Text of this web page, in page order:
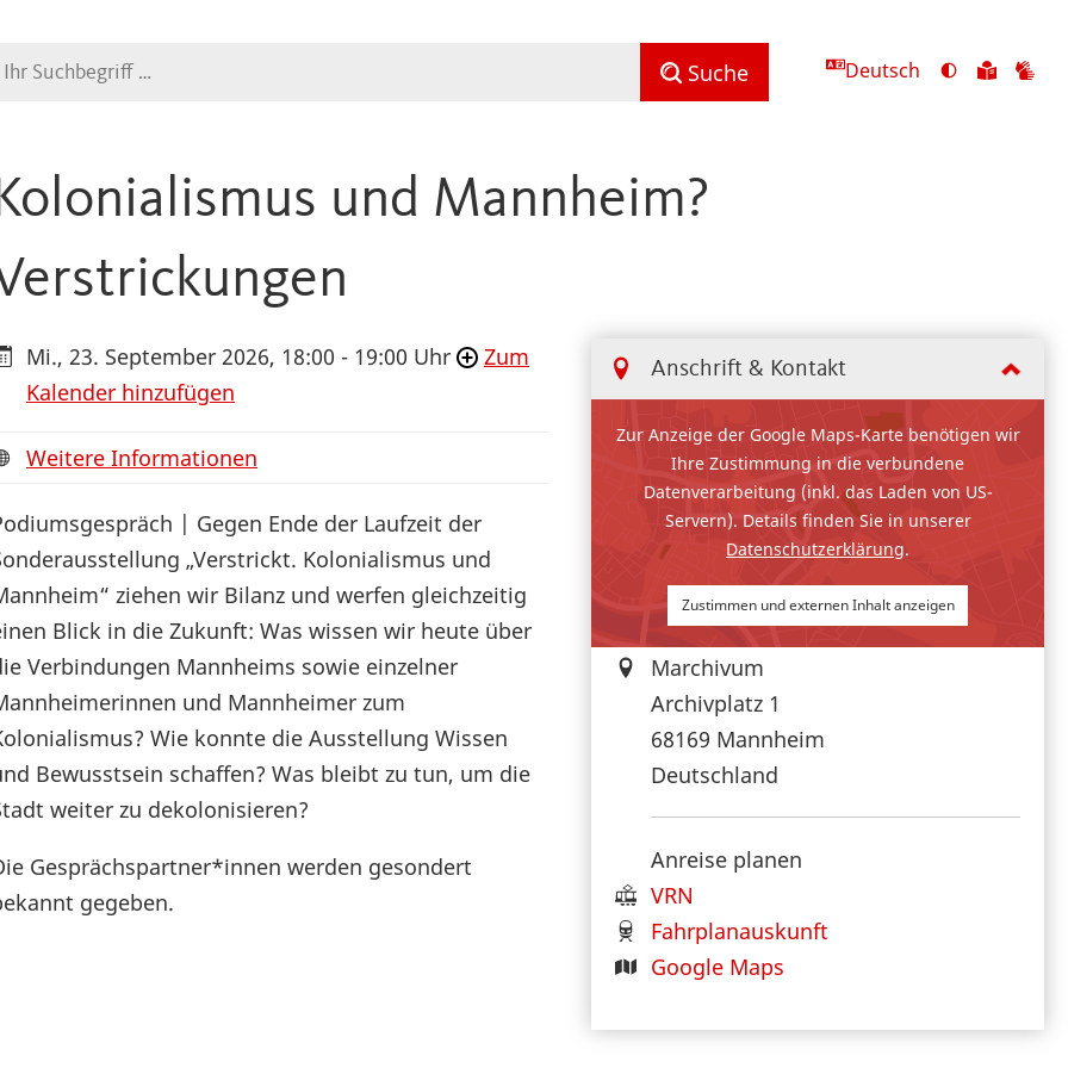
Suche Deutsch
Ansicht
Zu
und Mannheim?
Anschrift & Kontakt
Zur Anzeige der Google Maps-Karte benötigen wir
Ihre Zustimmung in die verbundene
Datenverarbeitung (inkl. das Laden von US-
Servern). Details finden Sie in unserer
Datenschutzerklärung.
Zustimmen und externen Inhalt anzeigen
Marchivum
Archivplatz 1
68169 Mannheim
Deutschland
Anreise planen
VRN
Fahrplanauskunft
Google Maps
Mi., 23. September 2026, 18:00 - 19:00 Uhr
Zum
Kalender hinzufügen
Weitere Informationen
| Gegen Ende der Laufzeit der
„Verstrickt. Kolonialismus und
ziehen wir Bilanz und werfen gleichzeitig
Blick in die Zukunft: Was wissen wir heute über
Verbindungen Mannheims sowie einzelner
und Mannheimer zum
Wie konnte die Ausstellung Wissen
Bewusstsein schaffen? Was bleibt zu tun, um die
weiter zu dekolonisieren?
Gesprächspartner*innen werden gesondert
gegeben.